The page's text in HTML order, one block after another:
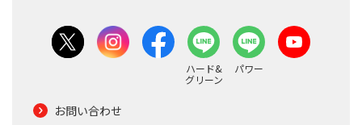
ハード&
グリーン
パワー
お問い合わせ